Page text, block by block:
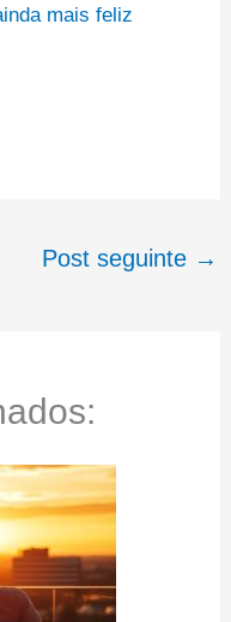
mais feliz
Post seguinte →